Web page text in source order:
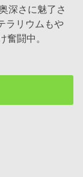
深さに魅了さ
ラリウムもや
奮闘中。